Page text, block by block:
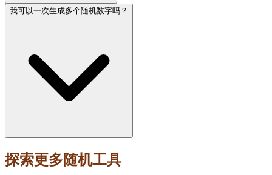
我可以一次生成多个随机数字吗？
探索更多随机工具